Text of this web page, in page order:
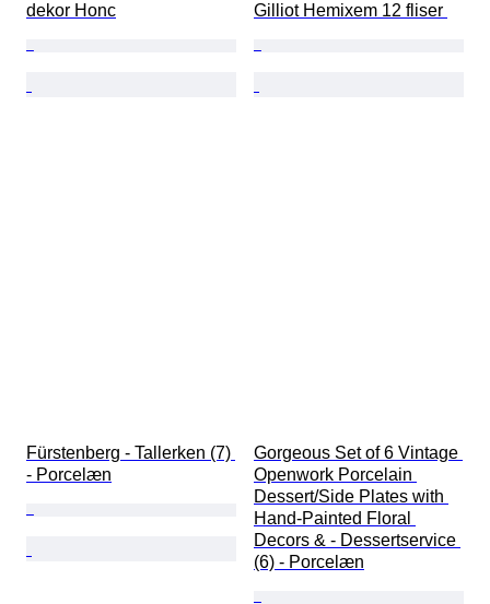
dekor Honc
Gilliot Hemixem 12 fliser
Fürstenberg - Tallerken (7)
- Porcelæn
Gorgeous Set of 6 Vintage
Openwork Porcelain
Dessert/Side Plates with
Hand-Painted Floral
Decors & - Dessertservice
(6) - Porcelæn